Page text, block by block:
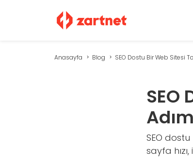
Anasayfa Blog SEO Dostu Bir Web Sitesi
SEO
SEO
sayfa